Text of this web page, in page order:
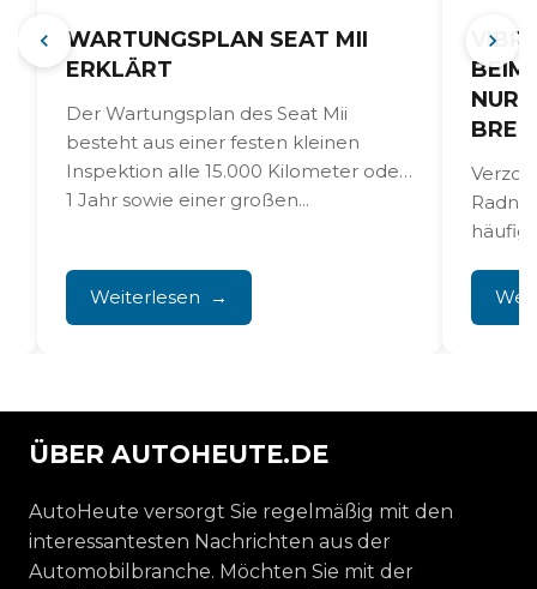
WARTUNGSPLAN SEAT MII
ERKLÄRT
Der Wartungsplan des Seat Mii
besteht aus einer festen kleinen
Inspektion alle 15.000 Kilometer oder
1 Jahr sowie einer großen...
Weiterlesen
BEIM
NUR
ÜBER AUTOHEUTE.DE
AutoHeute versorgt Sie regelmäßig mit den
interessantesten Nachrichten aus der
Automobilbranche. Möchten Sie mit der